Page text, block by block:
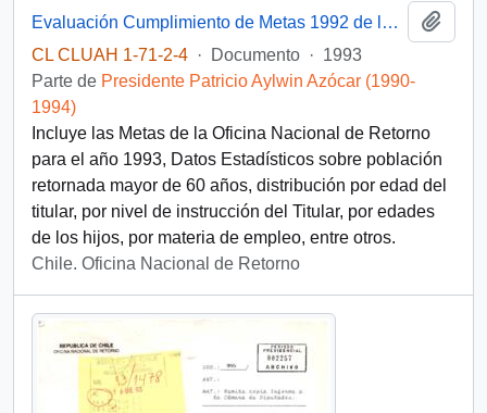
Evaluación Cumplimiento de Metas 1992 de la Oficina Nacional de Retorno
CL CLUAH 1-71-2-4 · Documento · 1993
Parte de Presidente Patricio Aylwin Azócar (1990-
1994)
Incluye las Metas de la Oficina Nacional de Retorno
para el año 1993, Datos Estadísticos sobre población
retornada mayor de 60 años, distribución por edad del
titular, por nivel de instrucción del Titular, por edades
de los hijos, por materia de empleo, entre otros.
Chile. Oficina Nacional de Retorno